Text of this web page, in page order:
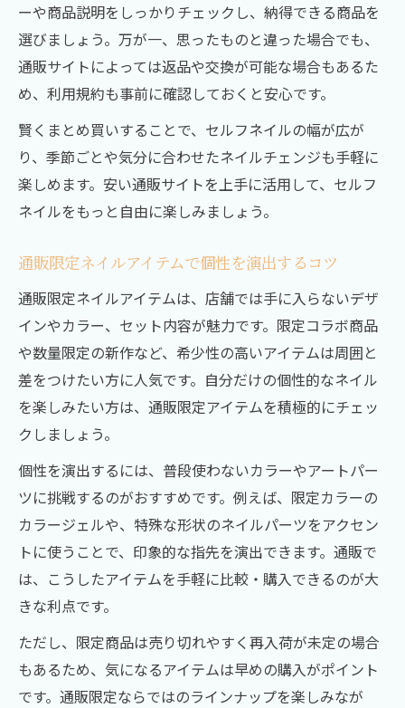
ーや商品説明をしっかりチェックし、納得できる商品を
選びましょう。万が一、思ったものと違った場合でも、
通販サイトによっては返品や交換が可能な場合もあるた
め、利用規約も事前に確認しておくと安心です。
賢くまとめ買いすることで、セルフネイルの幅が広が
り、季節ごとや気分に合わせたネイルチェンジも手軽に
楽しめます。安い通販サイトを上手に活用して、セルフ
ネイルをもっと自由に楽しみましょう。
通販限定ネイルアイテムで個性を演出するコツ
通販限定ネイルアイテムは、店舗では手に入らないデザ
インやカラー、セット内容が魅力です。限定コラボ商品
や数量限定の新作など、希少性の高いアイテムは周囲と
差をつけたい方に人気です。自分だけの個性的なネイル
を楽しみたい方は、通販限定アイテムを積極的にチェッ
クしましょう。
個性を演出するには、普段使わないカラーやアートパー
ツに挑戦するのがおすすめです。例えば、限定カラーの
カラージェルや、特殊な形状のネイルパーツをアクセン
トに使うことで、印象的な指先を演出できます。通販で
は、こうしたアイテムを手軽に比較・購入できるのが大
きな利点です。
ただし、限定商品は売り切れやすく再入荷が未定の場合
もあるため、気になるアイテムは早めの購入がポイント
です。通販限定ならではのラインナップを楽しみなが